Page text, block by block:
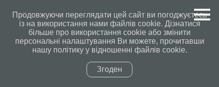
Продовжуючи переглядати цей сайт ви погоджуєтесь
із на використання нами файлів cookie. Дізнатися
більше про використання сookie або змінити
персональні налаштування Ви можете, прочитавши
нашу політику у відношенні файлів сookie.
Згоден